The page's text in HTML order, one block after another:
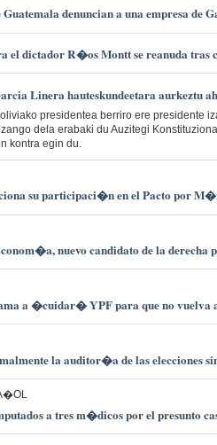
denuncian a una empresa de
el dictador R�os Montt se reanuda tras
Linera hauteskundeetara aurkeztu
presidentea berriro ere presidente
dela erabaki du Auzitegi
kontra egin du.
su participaci�n en el Pacto por
nuevo candidato de la derecha
a �cuidar� YPF para que no vuelva
la auditor�a de las elecciones
a tres m�dicos por el presunto